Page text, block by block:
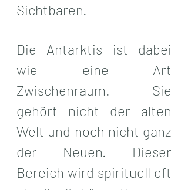
Sichtbaren.
Die Antarktis ist dabei
wie eine Art
Zwischenraum. Sie
gehört nicht der alten
Welt und noch nicht ganz
der Neuen. Dieser
Bereich wird spirituell oft